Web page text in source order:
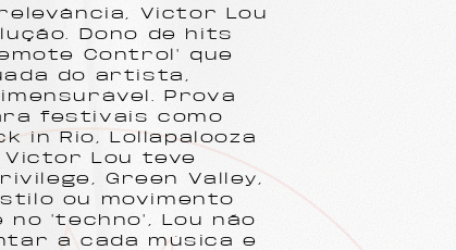
Victor Lou
Dono de hits
Control" que
do artista,
Prova
festivais como
in Rio, Lollapalooza
Victor Lou teve
Green Valley,
ou movimento
"techno", Lou não
a cada música e